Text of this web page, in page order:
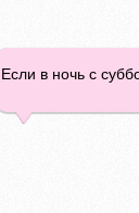
Если в ночь с